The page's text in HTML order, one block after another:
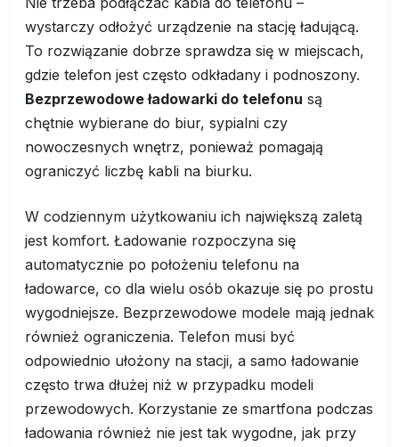
wystarczy odłożyć urządzenie na stację ładującą.
To rozwiązanie dobrze sprawdza się w miejscach,
gdzie telefon jest często odkładany i podnoszony.
Bezprzewodowe ładowarki do telefonu są
chętnie wybierane do biur, sypialni czy
nowoczesnych wnętrz, ponieważ pomagają
ograniczyć liczbę kabli na biurku.
W codziennym użytkowaniu ich największą zaletą
jest komfort. Ładowanie rozpoczyna się
automatycznie po położeniu telefonu na
ładowarce, co dla wielu osób okazuje się po prostu
wygodniejsze. Bezprzewodowe modele mają jednak
również ograniczenia. Telefon musi być
odpowiednio ułożony na stacji, a samo ładowanie
często trwa dłużej niż w przypadku modeli
przewodowych. Korzystanie ze smartfona podczas
ładowania również nie jest tak wygodne, jak przy